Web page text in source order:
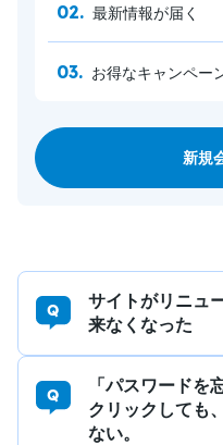
最新情報が届く
お得なキャンペー
新規
サイトがリニュ
来なくなった
「パスワードを
クリックしても
ない。